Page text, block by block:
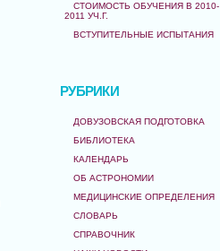
СТОИМОСТЬ ОБУЧЕНИЯ В 2010-
2011 УЧ.Г.
ВСТУПИТЕЛЬНЫЕ ИСПЫТАНИЯ
РУБРИКИ
ДОВУЗОВСКАЯ ПОДГОТОВКА
БИБЛИОТЕКА
КАЛЕНДАРЬ
ОБ АСТРОНОМИИ
МЕДИЦИНСКИЕ ОПРЕДЕЛЕНИЯ
СЛОВАРЬ
СПРАВОЧНИК